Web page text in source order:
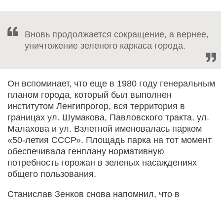
Вновь продолжается сокращение, а вернее,
уничтожение зеленого каркаса города.
Он вспоминает, что еще в 1980 году генеральным
планом города, который был выполнен
институтом Ленгипрогор, вся территория в
границах ул. Шумакова, Павловского тракта, ул.
Малахова и ул. Взлетной именовалась парком
«50-летия СССР». Площадь парка на тот момент
обеспечивала генплану нормативную
потребность горожан в зеленых насаждениях
общего пользования.
Станислав Зенков снова напомнил, что в